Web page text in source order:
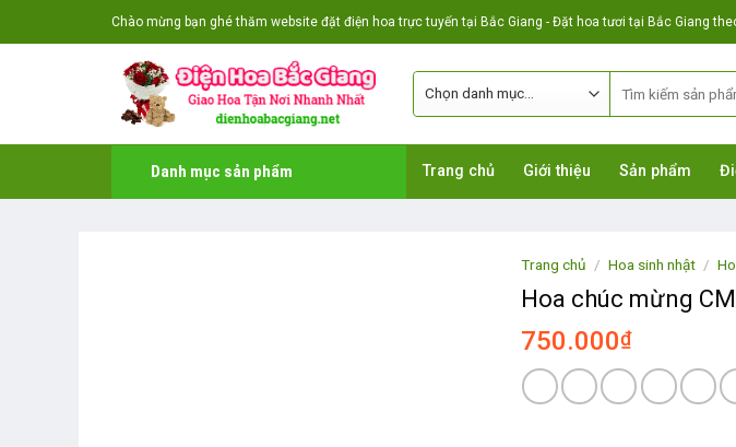
to
Chào mừng bạn ghé thăm website đặt điện hoa trực tuyến tại Bắc Giang - Đặt hoa tươi tại Bắc Giang
Danh mục sản phẩm Trang chủ Giới thiệu Sản phẩm
Trang chủ / Hoa sinh nhật /
Hoa chúc mừng
750.000₫